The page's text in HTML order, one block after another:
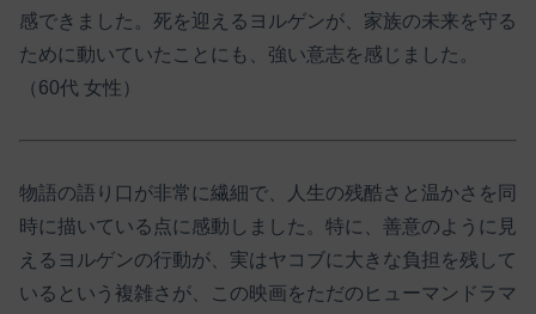
感できました。死を迎えるヨルゲンが、家族の未来を守る
ために動いていたことにも、強い意志を感じました。
（60代 女性）
物語の語り口が非常に繊細で、人生の残酷さと温かさを同
時に描いている点に感動しました。特に、善意のように見
えるヨルゲンの行動が、実はヤコブに大きな負担を残して
いるという複雑さが、この映画をただのヒューマンドラマ